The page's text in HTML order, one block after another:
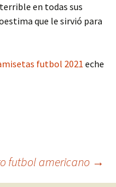
en todas sus
que le sirvió para
futbol 2021 eche
futbol americano →